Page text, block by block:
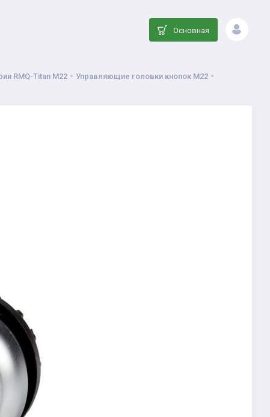
Основная
RMQ-Titan M22
Управляющие головки кнопок M22